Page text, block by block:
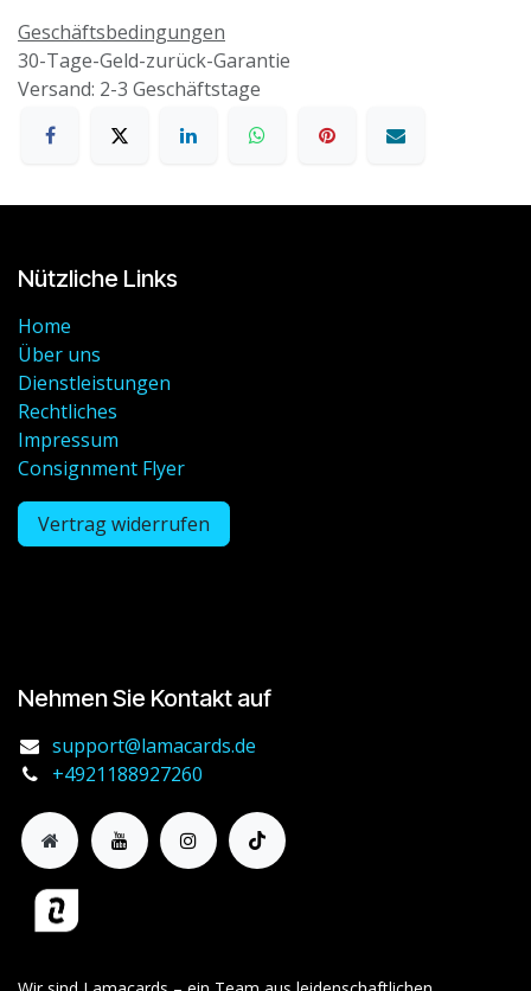
Geschäftsbedingungen
30-Tage-Geld-zurück-Garantie
Versand: 2-3 Geschäftstage
Nützliche Links
Home
Über uns
Dienstleistungen
Rechtliches
Impressum
Consignment Flyer
Vertrag widerrufen
Nehmen Sie Kontakt auf
support@lamacards.de
+4921188927260